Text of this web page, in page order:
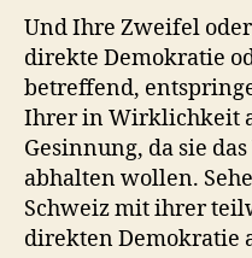
Und Ihre Zweifel
direkte Demokratie
betreffend,
Ihrer in Wirklichkeit
Gesinnung, da sie
abhalten wollen.
Schweiz mit ihrer
direkten Demokratie